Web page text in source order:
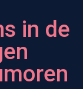
in de